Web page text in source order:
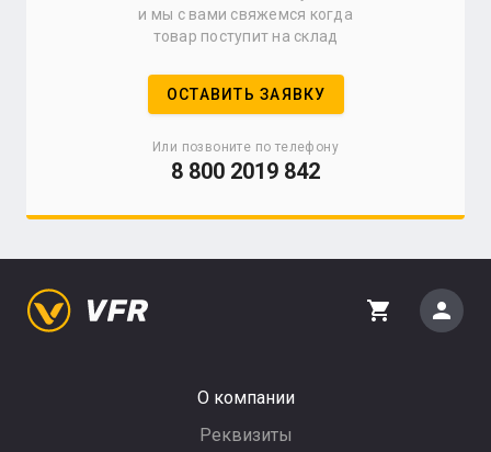
и мы с вами свяжемся когда
товар поступит на склад
ОСТАВИТЬ ЗАЯВКУ
Или позвоните по телефону
8 800 2019 842
О компании
Реквизиты
shopping_cart person